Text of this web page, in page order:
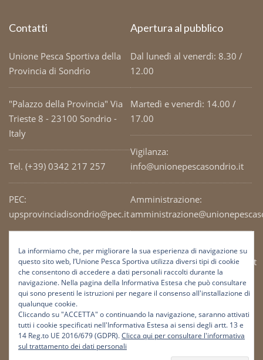
Contatti
Unione Pesca Sportiva della
Provincia di Sondrio
"Palazzo della Provincia" Via
Trieste 8 - 23100 Sondrio -
Italy
Tel. (+39) 0342 217 257
PEC:
upsprovinciadisondrio@pec.it
Codice Fiscale: 93003690141
Apertura al pubblico
Dal lunedì al venerdì: 8.30 /
12.00
Martedì e venerdì: 14.00 /
17.00
Vigilanza:
info@unionepescasondrio.it
Amministrazione:
Ufficio tecnico:
tecnico@unionepescasondrio.it
Informazioni:
info@unionepescasondrio.it
La informiamo che, per migliorare la sua esperienza di navigazione su
questo sito web, l’Unione Pesca Sportiva utilizza diversi tipi di cookie
che consentono di accedere a dati personali raccolti durante la
navigazione. Nella pagina della Informativa Estesa che può consultare
qui sono presenti le istruzioni per negare il consenso all'installazione di
qualunque cookie.
Cliccando su "ACCETTA" o continuando la navigazione, saranno attivati
tutti i cookie specificati nell'Informativa Estesa ai sensi degli artt. 13 e
14 Reg.to UE 2016/679 (GDPR).Clicca qui per consultare l'informativa
sul trattamento dei dati personali